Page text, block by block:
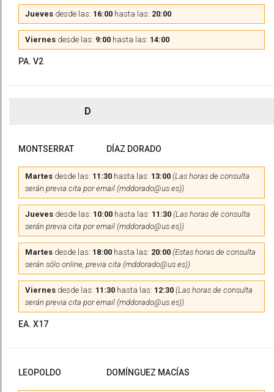
Jueves desde las: 16:00 hasta las: 20:00
Viernes desde las: 9:00 hasta las: 14:00
PA. V2
D
MONTSERRAT DÍAZ DORADO
Martes desde las: 11:30 hasta las: 13:00 (Las horas de consulta
serán previa cita por email (mddorado@us.es))
Jueves desde las: 10:00 hasta las: 11:30 (Las horas de consulta
serán previa cita por email (mddorado@us.es))
Martes desde las: 18:00 hasta las: 20:00 (Estas horas de consulta
serán sólo online, previa cita (mddorado@us.es))
Viernes desde las: 11:30 hasta las: 12:30 (Las horas de consulta
serán previa cita por email (mddorado@us.es))
EA. X17
LEOPOLDO DOMÍNGUEZ MACÍAS